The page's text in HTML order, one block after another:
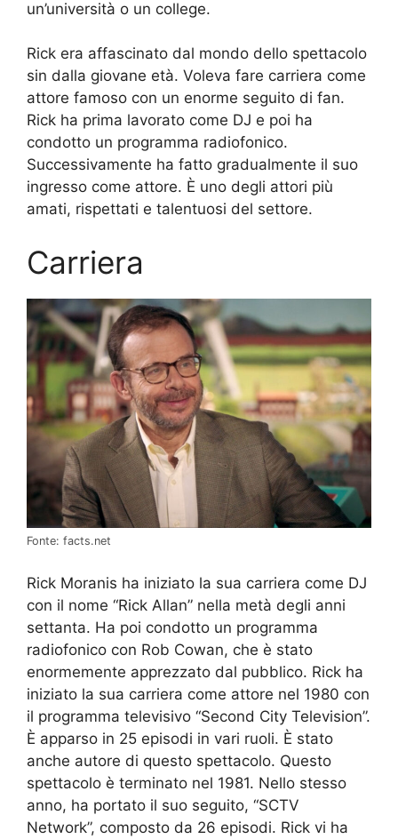
un’università o un college.
Rick era affascinato dal mondo dello spettacolo
sin dalla giovane età. Voleva fare carriera come
attore famoso con un enorme seguito di fan.
Rick ha prima lavorato come DJ e poi ha
condotto un programma radiofonico.
Successivamente ha fatto gradualmente il suo
ingresso come attore. È uno degli attori più
amati, rispettati e talentuosi del settore.
Carriera
Fonte: facts.net
Rick Moranis ha iniziato la sua carriera come DJ
con il nome “Rick Allan” nella metà degli anni
settanta. Ha poi condotto un programma
radiofonico con Rob Cowan, che è stato
enormemente apprezzato dal pubblico. Rick ha
iniziato la sua carriera come attore nel 1980 con
il programma televisivo “Second City Television”.
È apparso in 25 episodi in vari ruoli. È stato
anche autore di questo spettacolo. Questo
spettacolo è terminato nel 1981. Nello stesso
anno, ha portato il suo seguito, “SCTV
Network”, composto da 26 episodi. Rick vi ha